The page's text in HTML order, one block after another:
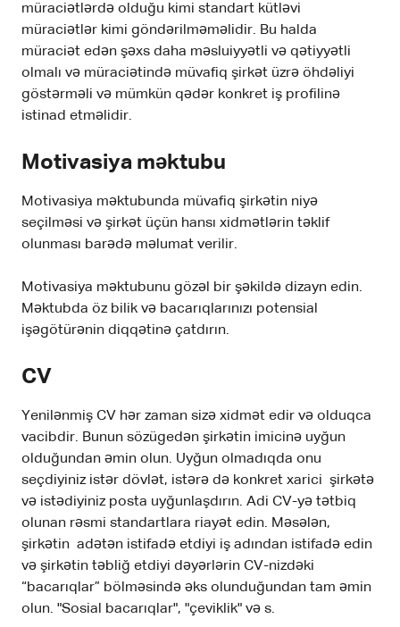
müraciətlərdə olduğu kimi standart kütləvi
müraciətlər kimi göndərilməməlidir. Bu halda
müraciət edən şəxs daha məsluiyyətli və qətiyyətli
olmalı və müraciətində müvafiq şirkət üzrə öhdəliyi
göstərməli və mümkün qədər konkret iş profilinə
istinad etməlidir.
Motivasiya məktubu
Motivasiya məktubunda müvafiq şirkətin niyə
seçilməsi və şirkət üçün hansı xidmətlərin təklif
olunması barədə məlumat verilir.
Motivasiya məktubunu gözəl bir şəkildə dizayn edin.
Məktubda öz bilik və bacarıqlarınızı potensial
işəgötürənin diqqətinə çatdırın.
CV
Yenilənmiş CV hər zaman sizə xidmət edir və olduqca
vacibdir. Bunun sözügedən şirkətin imicinə uyğun
olduğundan əmin olun. Uyğun olmadıqda onu
seçdiyiniz istər dövlət, istərə də konkret xarici şirkətə
və istədiyiniz posta uyğunlaşdırın. Adi CV-yə tətbiq
olunan rəsmi standartlara riayət edin. Məsələn,
şirkətin adətən istifadə etdiyi iş adından istifadə edin
və şirkətin təbliğ etdiyi dəyərlərin CV-nizdəki
“bacarıqlar” bölməsində əks olunduğundan tam əmin
olun. "Sosial bacarıqlar", "çeviklik" və s.